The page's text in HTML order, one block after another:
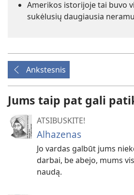
Amerikos istorijoje tai buvo
sukėlusių daugiausia
Ankstesnis
Jums taip pat gali
ATSIBUSKITE!
Alhazenas
Jo vardas galbūt jums
darbai, be abejo, mums
naudą.